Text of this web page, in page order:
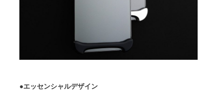
●エッセンシャルデザイン